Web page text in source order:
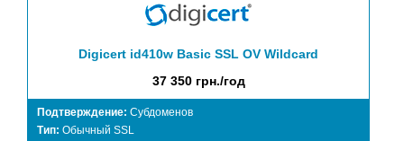
Digicert id410w Basic SSL OV Wildcard
37 350 грн./год
Подтверждение: Субдоменов
Тип: Обычный SSL